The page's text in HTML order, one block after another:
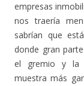
empresas
nos traería
sabrían que
donde gran
el gremio y la
muestra más